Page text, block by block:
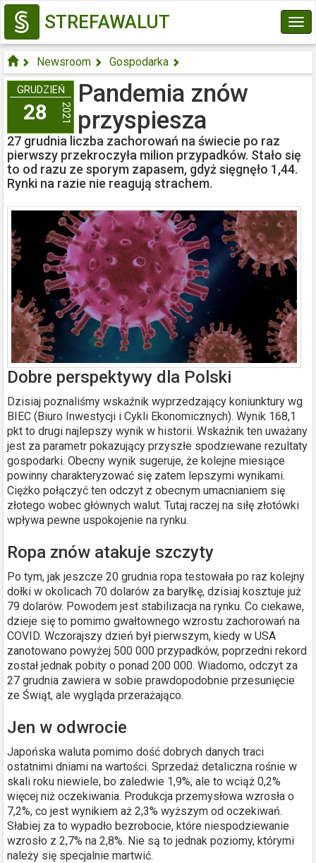
STREFAWALUT
Newsroom
Gospodarka
Pandemia znów przyspiesza
GRUDZIEŃ
28 2021
Pandemia znów
przyspiesza
27 grudnia liczba zachorowań na świecie po raz
pierwszy przekroczyła milion przypadków. Stało się
to od razu ze sporym zapasem, gdyż sięgnęło 1,44.
Rynki na razie nie reagują strachem.
Dobre perspektywy dla Polski
Dzisiaj poznaliśmy wskaźnik wyprzedzający koniunktury wg
BIEC (Biuro Inwestycji i Cykli Ekonomicznych). Wynik 168,1
pkt to drugi najlepszy wynik w historii. Wskaźnik ten uważany
jest za parametr pokazujący przyszłe spodziewane rezultaty
gospodarki. Obecny wynik sugeruje, że kolejne miesiące
powinny charakteryzować się zatem lepszymi wynikami.
Ciężko połączyć ten odczyt z obecnym umacnianiem się
złotego wobec głównych walut. Tutaj raczej na siłę złotówki
wpływa pewne uspokojenie na rynku.
Ropa znów atakuje szczyty
Po tym, jak jeszcze 20 grudnia ropa testowała po raz kolejny
dołki w okolicach 70 dolarów za baryłkę, dzisiaj kosztuje już
79 dolarów. Powodem jest stabilizacja na rynku. Co ciekawe,
dzieje się to pomimo gwałtownego wzrostu zachorowań na
COVID. Wczorajszy dzień był pierwszym, kiedy w USA
zanotowano powyżej 500 000 przypadków, poprzedni rekord
został jednak pobity o ponad 200 000. Wiadomo, odczyt za
27 grudnia zawiera w sobie prawdopodobnie przesunięcie
ze Świąt, ale wygląda przerażająco.
Jen w odwrocie
Japońska waluta pomimo dość dobrych danych traci
ostatnimi dniami na wartości. Sprzedaż detaliczna rośnie w
skali roku niewiele, bo zaledwie 1,9%, ale to wciąż 0,2%
więcej niż oczekiwania. Produkcja przemysłowa wzrosła o
7,2%, co jest wynikiem aż 2,3% wyższym od oczekiwań.
Słabiej za to wypadło bezrobocie, które niespodziewanie
wzrosło z 2,7% na 2,8%. Nie są to jednak poziomy, którymi
należy się specjalnie martwić.